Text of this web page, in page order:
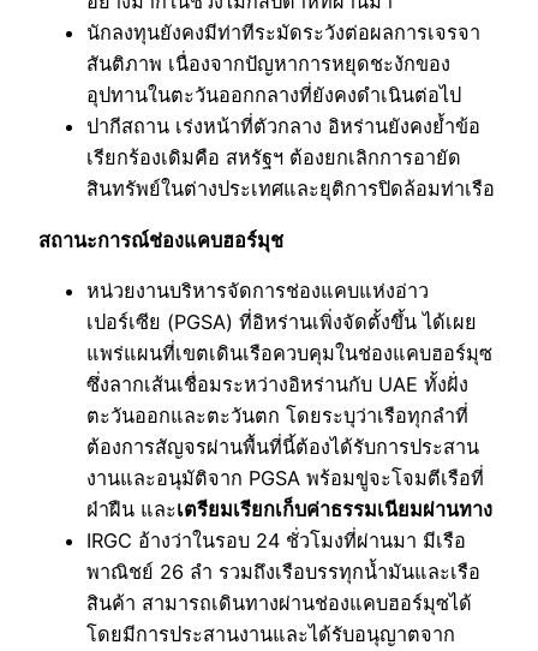
นักลงทุนยังคงมีท่าทีระมัดระวังต่อผลการเจรจา
สันติภาพ เนื่องจากปัญหาการหยุดชะงักของ
อุปทานในตะวันออกกลางที่ยังคงดำเนินต่อไป
ปากีสถาน เร่งหน้าที่ตัวกลาง อิหร่านยังคงย้ำข้อ
เรียกร้องเดิมคือ สหรัฐฯ ต้องยกเลิกการอายัด
สินทรัพย์ในต่างประเทศและยุติการปิดล้อมท่าเรือ
สถานะการณ์ช่องแคบฮอร์มุช
หน่วยงานบริหารจัดการช่องแคบแห่งอ่าว
เปอร์เซีย (PGSA) ที่อิหร่านเพิ่งจัดตั้งขึ้น ได้เผย
แพร่แผนที่เขตเดินเรือควบคุมในช่องแคบฮอร์มุซ
ซึ่งลากเส้นเชื่อมระหว่างอิหร่านกับ UAE ทั้งฝั่ง
ตะวันออกและตะวันตก โดยระบุว่าเรือทุกลำที่
ต้องการสัญจรผ่านพื้นที่นี้ต้องได้รับการประสาน
งานและอนุมัติจาก PGSA พร้อมขู่จะโจมตีเรือที่
ฝ่าฝืน และเตรียมเรียกเก็บค่าธรรมเนียมผ่านทาง
IRGC อ้างว่าในรอบ 24 ชั่วโมงที่ผ่านมา มีเรือ
พาณิชย์ 26 ลำ รวมถึงเรือบรรทุกน้ำมันและเรือ
สินค้า สามารถเดินทางผ่านช่องแคบฮอร์มุซได้
โดยมีการประสานงานและได้รับอนุญาตจาก